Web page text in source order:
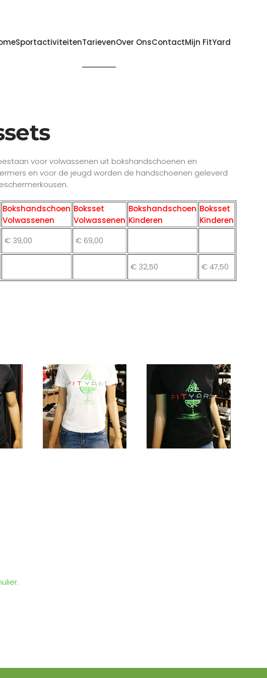
SportactiviteitenTarievenOver OnsContactMijn FitYard
voor volwassenen uit bokshandschoenen en
en voor de jeugd worden de handschoenen geleverd
Bokshandschoen
Volwassenen
Boksset
Volwassenen
Bokshandschoen
Kinderen
Boksset
Kinderen
€ 39,00 € 69,00
€ 32,50 €47,50
.